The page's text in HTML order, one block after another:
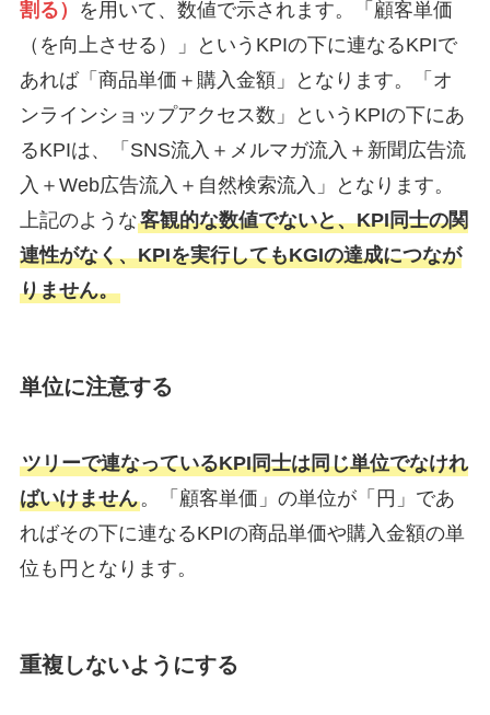
割る）
を用いて、数値で示されます。「顧客単価
（を向上させる）」というKPIの下に連なるKPIで
あれば「商品単価＋購入金額」となります。「オ
ンラインショップアクセス数」というKPIの下にあ
るKPIは、「SNS流入＋メルマガ流入＋新聞広告流
入＋Web広告流入＋自然検索流入」となります。
上記のような客観的な数値でないと、KPI同士の関
連性がなく、KPIを実行してもKGIの達成につなが
りません。
単位に注意する
ツリーで連なっているKPI同士は同じ単位でなけれ
ばいけません。「顧客単価」の単位が「円」であ
ればその下に連なるKPIの商品単価や購入金額の単
位も円となります。
重複しないようにする